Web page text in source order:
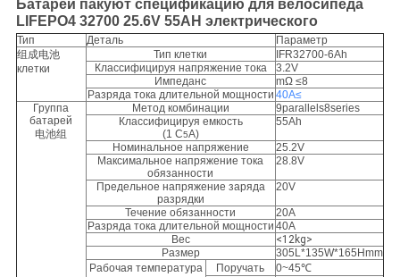
Батареи пакуют спецификацию для велосипеда
LIFEPO4 32700 25.6V 55AH электрического
Тип Деталь
Параметр
组成电池
клетки
Тип клетки
IFR32700-6Ah
Классифицируя напряжение тока
3.2V
Импеданс
mΩ ≤8
Разряда тока длительной мощности 40A≤
Группа
батарей
电池组
Метод комбинации
9parallels8series
Классифицируя емкость
(1 C5A)
55Ah
Номинальное напряжение
25.2V
Максимальное напряжение тока
обязанности
28.8V
Предельное напряжение заряда
разрядки
20V
Течение обязанности
20A
Разряда тока длительной мощности 40A
Вес
<12kg>
Размер
305L*135W*165Hmm
Рабочая температура
Поручать
0~45℃